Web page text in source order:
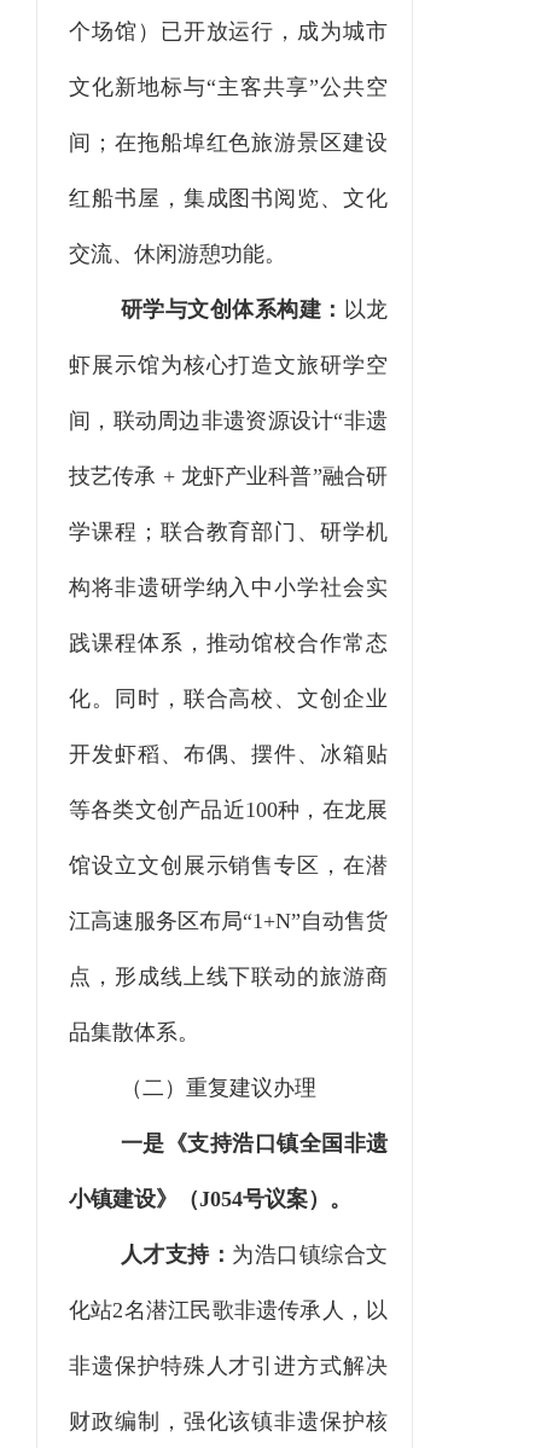
个场馆）已开放运行，成为城市
文化新地标与“主客共享”公共空
间；在拖船埠红色旅游景区建设
红船书屋，集成图书阅览、文化
交流、休闲游憩功能。
研学与文创体系构建： 以龙
虾展示馆为核心打造文旅研学空
间，联动周边非遗资源设计“非遗
技艺传承 + 龙虾产业科普”融合研
学课程；联合教育部门、研学机
构将非遗研学纳入中小学社会实
践课程体系，推动馆校合作常态
化。同时，联合高校、文创企业
开发虾稻、布偶、摆件、冰箱贴
等各类文创产品近100种，在龙展
馆设立文创展示销售专区，在潜
江高速服务区布局“1+N”自动售货
点，形成线上线下联动的旅游商
品集散体系。
（二） 重复建议办理
一是《支持浩口镇全国非遗
小镇建设》（J054号议案）。
人才支持： 为浩口镇综合文
化站2名潜江民歌非遗传承人，以
非遗保护特殊人才引进方式解决
财政编制，强化该镇非遗保护核